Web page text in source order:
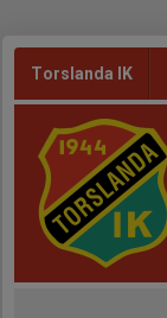
Torslanda IK